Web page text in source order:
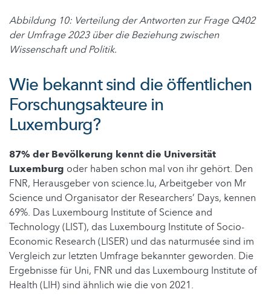
Abbildung 10: Verteilung der Antworten zur Frage Q402
der Umfrage 2023 über die Beziehung zwischen
Wissenschaft und Politik.
Wie bekannt sind die öffentlichen
Forschungsakteure in
Luxemburg?
87% der Bevölkerung kennt die Universität
Luxemburg oder haben schon mal von ihr gehört. Den
FNR, Herausgeber von science.lu, Arbeitgeber von Mr
Science und Organisator der Researchers’ Days, kennen
69%. Das Luxembourg Institute of Science and
Technology (LIST), das Luxembourg Institute of Socio-
Economic Research (LISER) und das naturmusée sind im
Vergleich zur letzten Umfrage bekannter geworden. Die
Ergebnisse für Uni, FNR und das Luxembourg Institute of
Health (LIH) sind ähnlich wie die von 2021.